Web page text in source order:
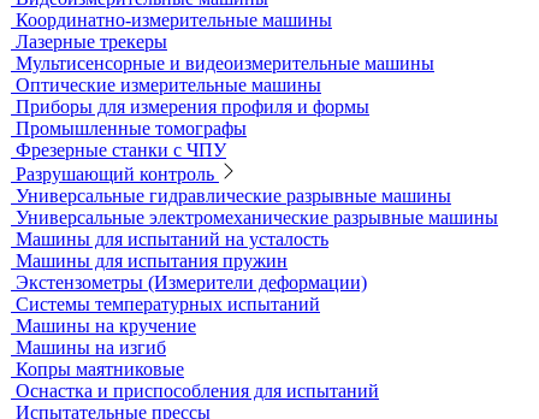
Электрический контроль
Дефектоскопы электроискровые
Автоматизация и роботизация
Автоматизация производственных процессов
Оборудование для контроля качества геометрии
Вертикальные фрезерные станки по металлу
Комлектующие для КИМ
Лазерные маркировщики
Оборудование для контроля геометрии
3D-сканеры
Аксессуары для метрологического оборудования
Видеоизмерительные машины
Координатно-измерительные машины
Лазерные трекеры
Мультисенсорные и видеоизмерительные машины
Оптические измерительные машины
Приборы для измерения профиля и формы
Промышленные томографы
Фрезерные станки с ЧПУ